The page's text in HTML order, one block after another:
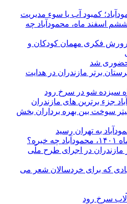
کمبود آب یا سوء مدیریت
اسفند ماه، محمودآباد چه
پرورش فکری مهمان کودکان و
حضوری شد
در جمع ۳ شهرستان برتر مازندران در هدایت
سیزده شو در سرخ رود
جزء برترین های مازندران
6 میلیون لیتر سوخت بین بهره برداران بخش
به تهران رسید
در اجرای طرح ملّی
که برای خردسالان شعر می
سرخ رود